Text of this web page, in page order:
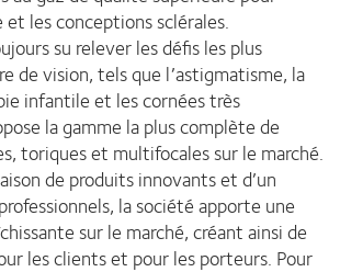
les conceptions sclérales.
su relever les défis les plus
de vision, tels que l’astigmatisme, la
infantile et les cornées très
la gamme la plus complète de
toriques et multifocales sur le marché.
de produits innovants et d’un
la société apporte une
sur le marché, créant ainsi de
les clients et pour les porteurs. Pour